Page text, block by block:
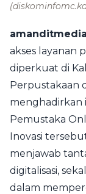
akses layanan
diperkuat di
Perpustakaan
menghadirkan
Pemustaka
Inovasi
menjawab
digitalisasi,
dalam